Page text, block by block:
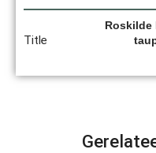
Title
Roskilde